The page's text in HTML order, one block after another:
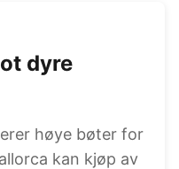
dyre
høye bøter for
kan kjøp av